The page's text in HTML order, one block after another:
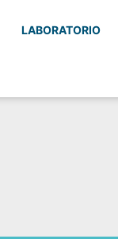
LABORATORIO